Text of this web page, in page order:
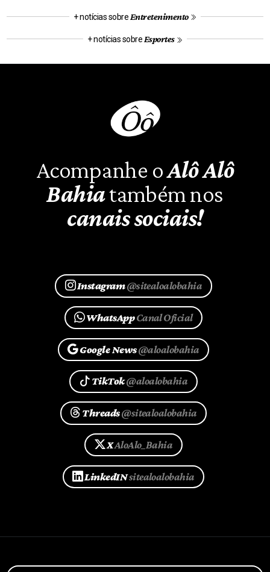
+ notícias sobre Entretenimento
+ notícias sobre Esportes
Acompanhe oAlô Alô
Bahiatambém nos
canais sociais!
Instagram@sitealoalobahia
WhatsAppCanal Oficial
Google News@aloalobahia
TikTok@aloalobahia
Threads@sitealoalobahia
XAloAlo_Bahia
LinkedINsitealoalobahia